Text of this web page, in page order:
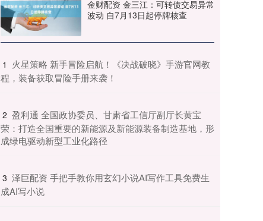
金财配资 金三江：可转债交易异常
波动 自7月13日起停牌核查
1 ​火星策略 新手冒险启航！《决战破晓》手游官网教
程，装备获取冒险手册来袭！
2 ​盈利通 全国政协委员、甘肃省工信厅副厅长黄宝
荣：打造全国重要的新能源及新能源装备制造基地，形
成绿电驱动新型工业化路径
3 ​泽巨配资 手把手教你用玄幻小说AI写作工具免费生
成AI写小说